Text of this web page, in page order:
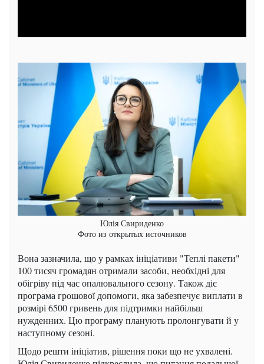
Юлія Свириденко
Фото из открытых источников
Вона зазначила, що у рамках ініціативи "Теплі пакети"
100 тисяч громадян отримали засоби, необхідні для
обігріву під час опалювального сезону. Також діє
програма грошової допомоги, яка забезпечує виплати в
розмірі 6500 гривень для підтримки найбільш
нужденних. Цю програму планують пролонгувати й у
наступному сезоні.
Щодо решти ініціатив, рішення поки що не ухвалені.